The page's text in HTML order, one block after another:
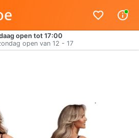
open tot 17:00
open van 12 - 17